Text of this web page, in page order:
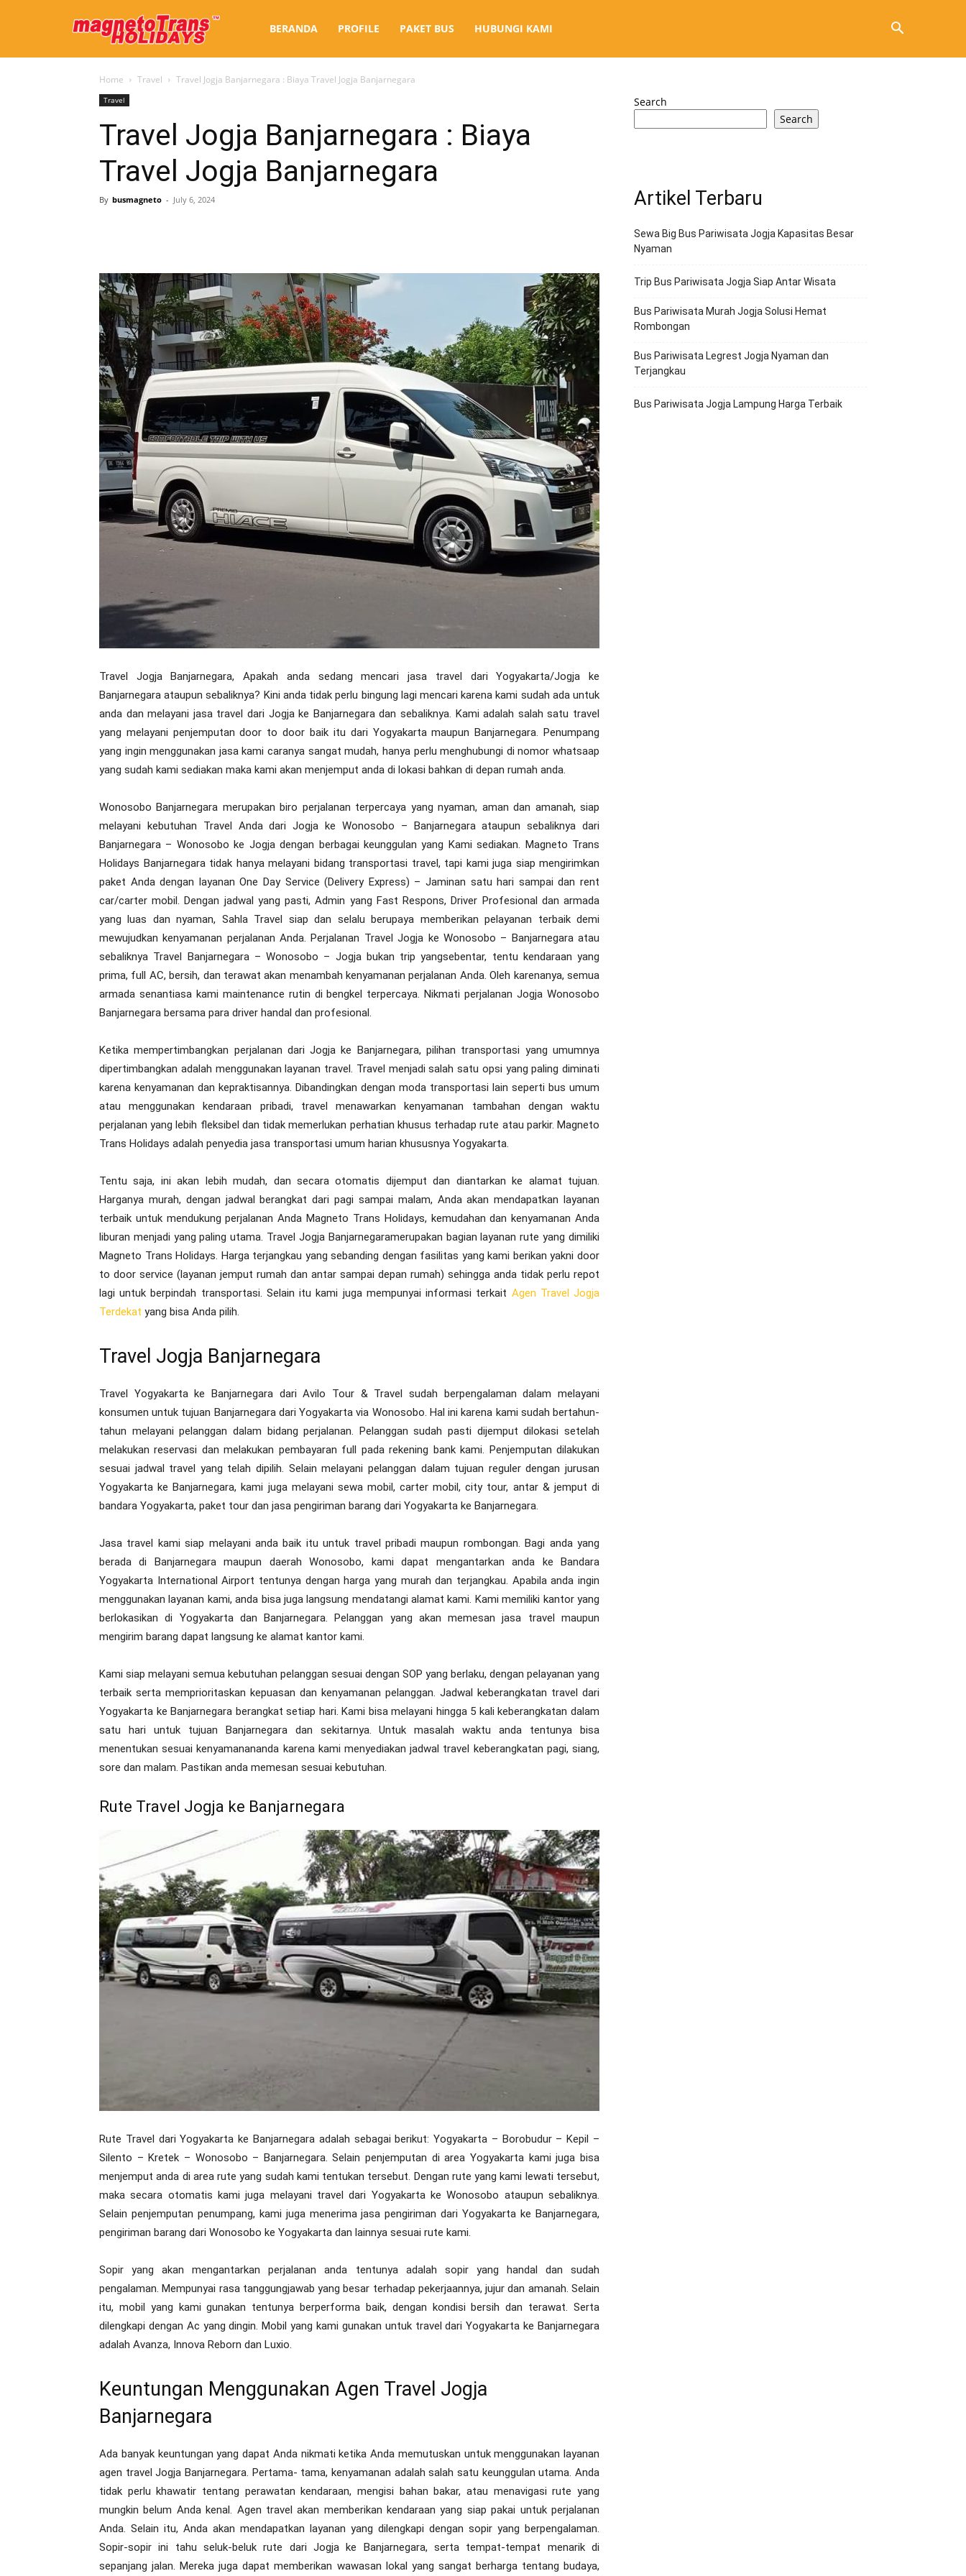
Bus
Jogja
BERANDA PROFILE PAKET BUS HUBUNGI KAMI
Home Travel Travel Jogja Banjarnegara : Biaya Travel Jogja Banjarnegara
Travel
Travel Jogja Banjarnegara : Biaya
Travel Jogja Banjarnegara
By busmagneto - July 6, 2024
Travel Jogja Banjarnegara, Apakah anda sedang mencari jasa travel dari Yogyakarta/Jogja ke
Banjarnegara ataupun sebaliknya? Kini anda tidak perlu bingung lagi mencari karena kami sudah ada untuk
anda dan melayani jasa travel dari Jogja ke Banjarnegara dan sebaliknya. Kami adalah salah satu travel
yang melayani penjemputan door to door baik itu dari Yogyakarta maupun Banjarnegara. Penumpang
yang ingin menggunakan jasa kami caranya sangat mudah, hanya perlu menghubungi di nomor whatsaap
yang sudah kami sediakan maka kami akan menjemput anda di lokasi bahkan di depan rumah anda.
Wonosobo Banjarnegara merupakan biro perjalanan terpercaya yang nyaman, aman dan amanah, siap
melayani kebutuhan Travel Anda dari Jogja ke Wonosobo – Banjarnegara ataupun sebaliknya dari
Banjarnegara – Wonosobo ke Jogja dengan berbagai keunggulan yang Kami sediakan. Magneto Trans
Holidays Banjarnegara tidak hanya melayani bidang transportasi travel, tapi kami juga siap mengirimkan
paket Anda dengan layanan One Day Service (Delivery Express) – Jaminan satu hari sampai dan rent
car/carter mobil. Dengan jadwal yang pasti, Admin yang Fast Respons, Driver Profesional dan armada
yang luas dan nyaman, Sahla Travel siap dan selalu berupaya memberikan pelayanan terbaik demi
mewujudkan kenyamanan perjalanan Anda. Perjalanan Travel Jogja ke Wonosobo – Banjarnegara atau
sebaliknya Travel Banjarnegara – Wonosobo – Jogja bukan trip yangsebentar, tentu kendaraan yang
prima, full AC, bersih, dan terawat akan menambah kenyamanan perjalanan Anda. Oleh karenanya, semua
armada senantiasa kami maintenance rutin di bengkel terpercaya. Nikmati perjalanan Jogja Wonosobo
Banjarnegara bersama para driver handal dan profesional.
Ketika mempertimbangkan perjalanan dari Jogja ke Banjarnegara, pilihan transportasi yang umumnya
dipertimbangkan adalah menggunakan layanan travel. Travel menjadi salah satu opsi yang paling diminati
karena kenyamanan dan kepraktisannya. Dibandingkan dengan moda transportasi lain seperti bus umum
atau menggunakan kendaraan pribadi, travel menawarkan kenyamanan tambahan dengan waktu
perjalanan yang lebih fleksibel dan tidak memerlukan perhatian khusus terhadap rute atau parkir. Magneto
Trans Holidays adalah penyedia jasa transportasi umum harian khususnya Yogyakarta.
Tentu saja, ini akan lebih mudah, dan secara otomatis dijemput dan diantarkan ke alamat tujuan.
Harganya murah, dengan jadwal berangkat dari pagi sampai malam, Anda akan mendapatkan layanan
terbaik untuk mendukung perjalanan Anda Magneto Trans Holidays, kemudahan dan kenyamanan Anda
liburan menjadi yang paling utama. Travel Jogja Banjarnegaramerupakan bagian layanan rute yang dimiliki
Magneto Trans Holidays. Harga terjangkau yang sebanding dengan fasilitas yang kami berikan yakni door
to door service (layanan jemput rumah dan antar sampai depan rumah) sehingga anda tidak perlu repot
lagi untuk berpindah transportasi. Selain itu kami juga mempunyai informasi terkait Agen Travel Jogja
Terdekat yang bisa Anda pilih.
Travel Jogja Banjarnegara
Travel Yogyakarta ke Banjarnegara dari Avilo Tour & Travel sudah berpengalaman dalam melayani
konsumen untuk tujuan Banjarnegara dari Yogyakarta via Wonosobo. Hal ini karena kami sudah bertahun-
tahun melayani pelanggan dalam bidang perjalanan. Pelanggan sudah pasti dijemput dilokasi setelah
melakukan reservasi dan melakukan pembayaran full pada rekening bank kami. Penjemputan dilakukan
sesuai jadwal travel yang telah dipilih. Selain melayani pelanggan dalam tujuan reguler dengan jurusan
Yogyakarta ke Banjarnegara, kami juga melayani sewa mobil, carter mobil, city tour, antar & jemput di
bandara Yogyakarta, paket tour dan jasa pengiriman barang dari Yogyakarta ke Banjarnegara.
Jasa travel kami siap melayani anda baik itu untuk travel pribadi maupun rombongan. Bagi anda yang
berada di Banjarnegara maupun daerah Wonosobo, kami dapat mengantarkan anda ke Bandara
Yogyakarta International Airport tentunya dengan harga yang murah dan terjangkau. Apabila anda ingin
menggunakan layanan kami, anda bisa juga langsung mendatangi alamat kami. Kami memiliki kantor yang
berlokasikan di Yogyakarta dan Banjarnegara. Pelanggan yang akan memesan jasa travel maupun
mengirim barang dapat langsung ke alamat kantor kami.
Kami siap melayani semua kebutuhan pelanggan sesuai dengan SOP yang berlaku, dengan pelayanan yang
terbaik serta memprioritaskan kepuasan dan kenyamanan pelanggan. Jadwal keberangkatan travel dari
Yogyakarta ke Banjarnegara berangkat setiap hari. Kami bisa melayani hingga 5 kali keberangkatan dalam
satu hari untuk tujuan Banjarnegara dan sekitarnya. Untuk masalah waktu anda tentunya bisa
menentukan sesuai kenyamanananda karena kami menyediakan jadwal travel keberangkatan pagi, siang,
sore dan malam. Pastikan anda memesan sesuai kebutuhan.
Rute Travel Jogja ke Banjarnegara
Rute Travel dari Yogyakarta ke Banjarnegara adalah sebagai berikut: Yogyakarta – Borobudur – Kepil –
Silento – Kretek – Wonosobo – Banjarnegara. Selain penjemputan di area Yogyakarta kami juga bisa
menjemput anda di area rute yang sudah kami tentukan tersebut. Dengan rute yang kami lewati tersebut,
maka secara otomatis kami juga melayani travel dari Yogyakarta ke Wonosobo ataupun sebaliknya.
Selain penjemputan penumpang, kami juga menerima jasa pengiriman dari Yogyakarta ke Banjarnegara,
pengiriman barang dari Wonosobo ke Yogyakarta dan lainnya sesuai rute kami.
Sopir yang akan mengantarkan perjalanan anda tentunya adalah sopir yang handal dan sudah
pengalaman. Mempunyai rasa tanggungjawab yang besar terhadap pekerjaannya, jujur dan amanah. Selain
itu, mobil yang kami gunakan tentunya berperforma baik, dengan kondisi bersih dan terawat. Serta
dilengkapi dengan Ac yang dingin. Mobil yang kami gunakan untuk travel dari Yogyakarta ke Banjarnegara
adalah Avanza, Innova Reborn dan Luxio.
Keuntungan Menggunakan Agen Travel Jogja
Banjarnegara
Ada banyak keuntungan yang dapat Anda nikmati ketika Anda memutuskan untuk menggunakan layanan
agen travel Jogja Banjarnegara. Pertama- tama, kenyamanan adalah salah satu keunggulan utama. Anda
tidak perlu khawatir tentang perawatan kendaraan, mengisi bahan bakar, atau menavigasi rute yang
mungkin belum Anda kenal. Agen travel akan memberikan kendaraan yang siap pakai untuk perjalanan
Anda. Selain itu, Anda akan mendapatkan layanan yang dilengkapi dengan sopir yang berpengalaman.
Sopir-sopir ini tahu seluk-beluk rute dari Jogja ke Banjarnegara, serta tempat-tempat menarik di
sepanjang jalan. Mereka juga dapat memberikan wawasan lokal yang sangat berharga tentang budaya,
Search
Search
Artikel Terbaru
Sewa Big Bus Pariwisata Jogja Kapasitas Besar
Nyaman
Trip Bus Pariwisata Jogja Siap Antar Wisata
Bus Pariwisata Murah Jogja Solusi Hemat
Rombongan
Bus Pariwisata Legrest Jogja Nyaman dan
Terjangkau
Bus Pariwisata Jogja Lampung Harga Terbaik